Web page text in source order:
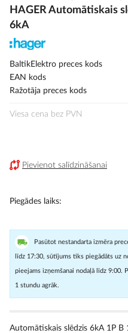
uz
galerijas
HAGER Automātiskais
6kA
BaltikElektro preces kods
EAN kods
Ražotāja preces kods
Viesa cena bez PVN
Pievienot salīdzināšanai
Piegādes laiks
Pasūtot nestandarta izmēra
līdz 17:30, sūtījums tiks piegādāts uz
pieejams izņemšanai nodaļā līdz 9:00.
1 stundu agrāk.
Automātiskais slēdzis 6kA 1P B